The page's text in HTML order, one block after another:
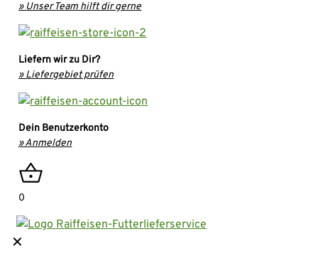
» Unser Team hilft dir gerne
Liefern wir zu Dir?
» Liefergebiet prüfen
Dein Benutzerkonto
» Anmelden
0
✕